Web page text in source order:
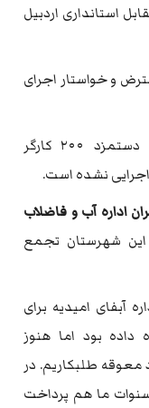
استانداری اردبیل
و خواستار اجرای
طرح طبقه‌بندی مشاغل برای افزایش دستمزد ۲۰۰ کارگر
اجرایی نشده است.
اداره آب و فاضلاب
این شهرستان تجمع
آبفای امیدیه برای
داده بود اما هنوز
معوقه طلبکاریم. در
ما هم پرداخت